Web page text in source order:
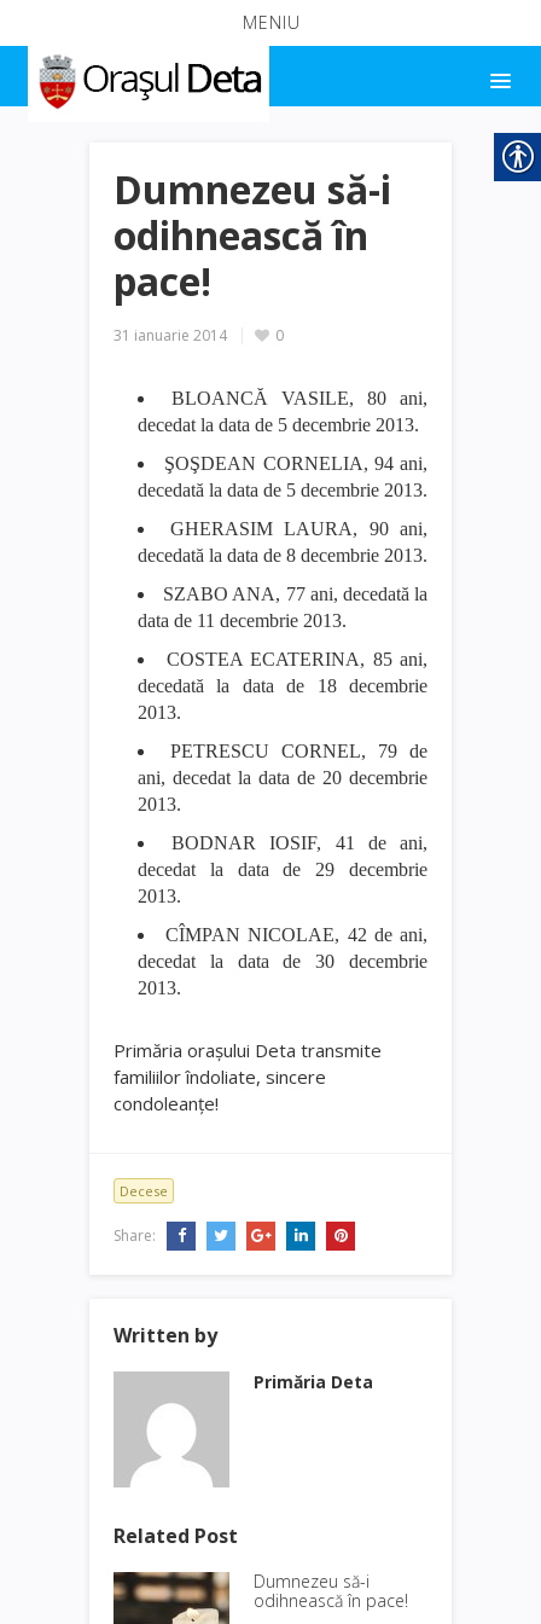
MENIU
Dumnezeu să-i
odihnească în
pace!
31 ianuarie 2014 0
BLOANCĂ VASILE, 80 ani,
decedat la data de 5 decembrie 2013.
ŞOŞDEAN CORNELIA, 94 ani,
decedată la data de 5 decembrie 2013.
GHERASIM LAURA, 90 ani,
decedată la data de 8 decembrie 2013.
SZABO ANA, 77 ani, decedată la
data de 11 decembrie 2013.
COSTEA ECATERINA, 85 ani,
decedată la data de 18 decembrie
2013.
PETRESCU CORNEL, 79 de
ani, decedat la data de 20 decembrie
2013.
BODNAR IOSIF, 41 de ani,
decedat la data de 29 decembrie
2013.
CÎMPAN NICOLAE, 42 de ani,
decedat la data de 30 decembrie
2013.
Primăria oraşului Deta transmite
familiilor îndoliate, sincere
condoleanţe!
Decese
Share:
Written by
Primăria Deta
Related Post
Dumnezeu să-i
odihnească în pace!